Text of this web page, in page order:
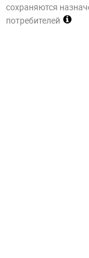
сохраняются
потребителей